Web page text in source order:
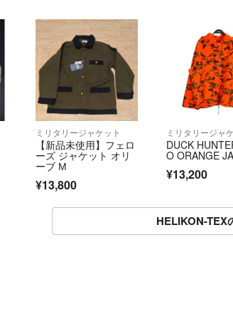
ミリタリージャケット
【新品未使用】フェロ
ーズ ジャケット オリ
ーブ М
¥13,800
ミリタリージャ
DUCK
O ORANGE
¥13,200
HELIKON-TEX